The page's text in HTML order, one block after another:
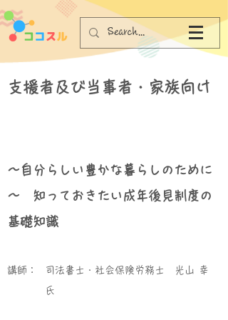
支援者及び当事者・家族向け
～自分らしい豊かな暮らしのために
～ 知っておきたい成年後見制度の
基礎知識
講師：
司法書士・社会保険労務士 光山 幸
氏